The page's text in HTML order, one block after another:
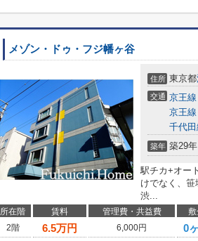
メゾン・ドゥ・フジ幡ヶ谷
住所 東京都
交通 京王線
京王線
千代田
築年 築29年
駅チカ+オー
けでなく、
渋...
所在階 賃料 管理費・共益費 敷
2階
6.5万円 6,000円 0